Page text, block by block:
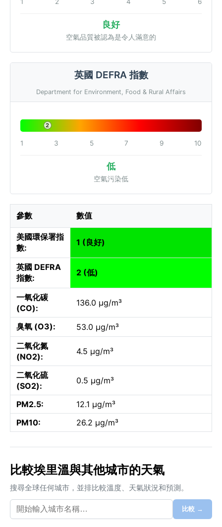
良好
空氣品質被認為是令人滿意的
英國 DEFRA 指數
Department for Environment, Food & Rural Affairs
2
1 3 5 7 9 10
低
空氣污染低
參數 數值
美國環保署指
數:
1 (良好)
英國 DEFRA
指數:
2 (低)
一氧化碳
(CO):
136.0 µg/m³
臭氧 (O3):
53.0 µg/m³
二氧化氮
(NO2):
4.5 µg/m³
二氧化硫
(SO2):
0.5 µg/m³
PM2.5:
12.1 µg/m³
PM10:
26.2 µg/m³
比較埃里溫與其他城市的天氣
搜尋全球任何城市，並排比較溫度、天氣狀況和預測。
比較 →